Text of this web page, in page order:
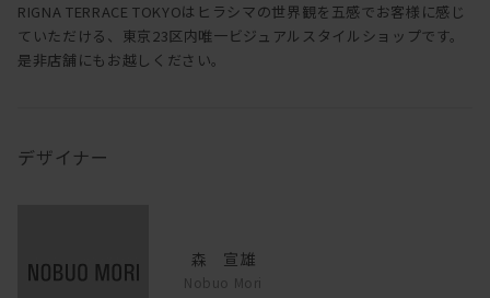
RIGNA TERRACE TOKYOはヒラシマの世界観を五感でお客様に感じ
ていただける、東京23区内唯一ビジュアルスタイルショップです。
是非店舗にもお越しください。
デザイナー
森 宣雄
Nobuo Mori